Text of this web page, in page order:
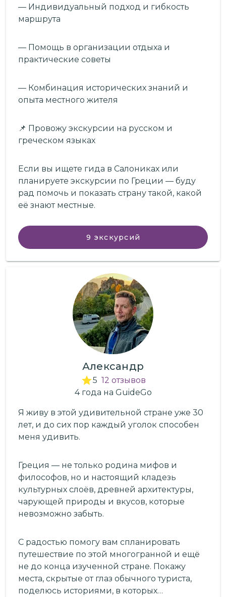
— Индивидуальный подход и гибкость
маршрута
— Помощь в организации отдыха и
практические советы
— Комбинация исторических знаний и
опыта местного жителя
📌 Провожу экскурсии на русском и
греческом языках
Если вы ищете гида в Салониках или
планируете экскурсии по Греции — буду
рад помочь и показать страну такой, какой
её знают местные.
9 экскурсий
Александр
5 12 отзывов
4 года на GuideGo
Я живу в этой удивительной стране уже 30
лет, и до сих пор каждый уголок способен
меня удивить.
Греция — не только родина мифов и
философов, но и настоящий кладезь
культурных слоёв, древней архитектуры,
чарующей природы и вкусов, которые
невозможно забыть.
С радостью помогу вам спланировать
путешествие по этой многогранной и ещё
не до конца изученной стране. Покажу
места, скрытые от глаз обычного туриста,
поделюсь историями, в которых